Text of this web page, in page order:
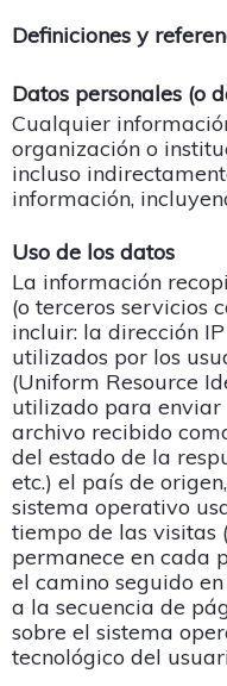
Definiciones y
Datos personales (o
Cualquier
organización o
incluso
información,
Uso de los datos
La información
(o terceros servicios
incluir: la dirección
utilizados por los
(Uniform Resource
utilizado para
archivo recibido
del estado de la
etc.) el país de
sistema operativo
tiempo de las visitas
permanece en cada
el camino seguido
a la secuencia de
sobre el sistema
tecnológico del